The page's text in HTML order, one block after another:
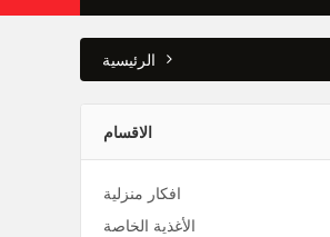
الرئيسية
الاقسام
افكار منزلية
الأغذية الخاصة